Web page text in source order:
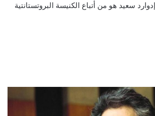
إدوارد سعيد هو من أتباع الكنيسة البروتستانتية